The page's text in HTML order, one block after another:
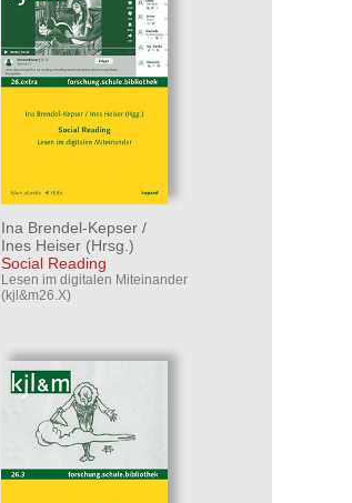
Ina Brendel-Kepser /
Ines Heiser (Hrsg.)
Social Reading
Lesen im digitalen Miteinander
(kjl&m26.X)